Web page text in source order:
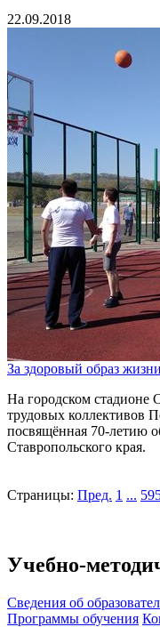
22.09.2018
За здоровый образ
На городском стадионе
трудовых коллективов
посвящённая 70-летию
Ставропольского края.
Страницы: Пред. 1 ...
Учебно-
Cведения об
Программы обучения